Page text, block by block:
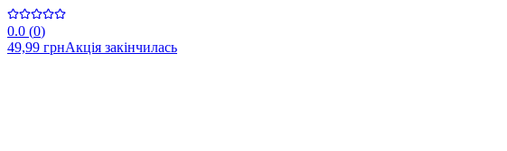
0.0 (0)
49,99 грнАкція закінчилась